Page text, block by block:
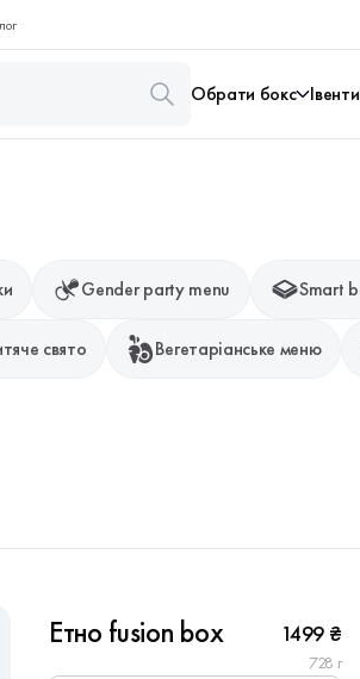
Обрати бокс Івенти
Gender party menu Smart
свято Вегетаріанське меню
Етно fusion box 1499 ₴
728 г